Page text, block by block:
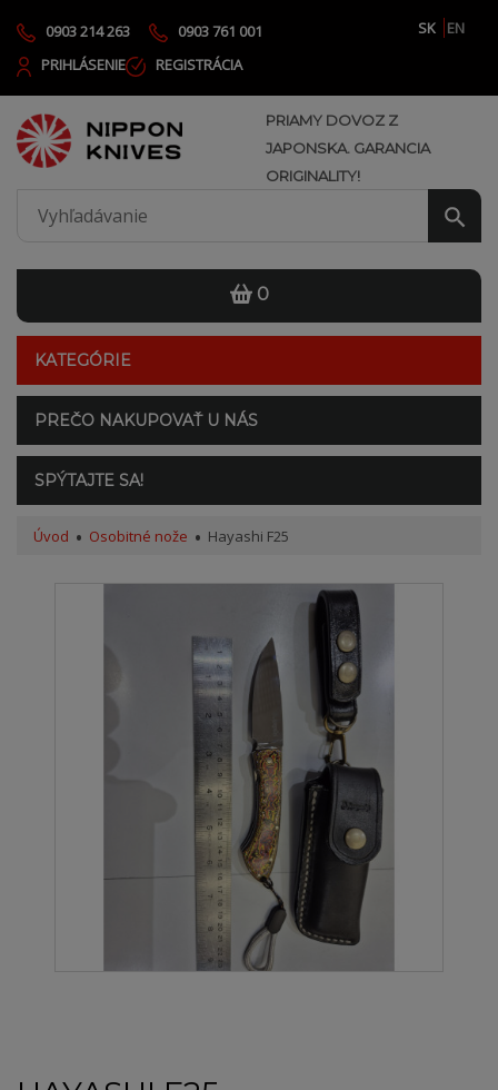
0903 214 263 0903 761 001 SK
EN
PRIHLÁSENIE
REGISTRÁCIA
PRIAMY DOVOZ Z
JAPONSKA. GARANCIA
ORIGINALITY!
0
KATEGÓRIE
PREČO NAKUPOVAŤ U NÁS
SPÝTAJTE SA!
Úvod Osobitné nože Hayashi F25